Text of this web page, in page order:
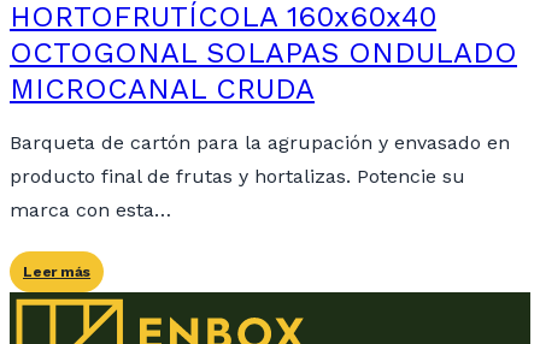
HORTOFRUTÍCOLA 160x60x40
OCTOGONAL SOLAPAS ONDULADO
MICROCANAL CRUDA
Barqueta de cartón para la agrupación y envasado en
producto final de frutas y hortalizas. Potencie su
marca con esta…
Leer más